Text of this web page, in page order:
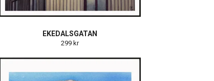
EKEDALSGATAN
299 kr